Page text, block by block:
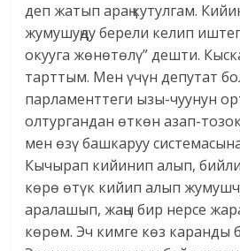
деп жатып араң кутулгам.
жумушуңду берели келип
окууга жөнөтөлү” дешти.
тарттым. Мен үчүн депутат
парламенттеги ызы-чуунун
олтургандан өткөн азап-
мен өзү башкаруу
Кычырап кийинип алып,
көрө өтүк кийип алып
аралашып, жаңы бир нерсе
көрөм. Эч кимге көз каранды